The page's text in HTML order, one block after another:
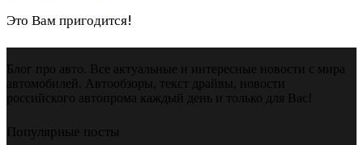
Это Вам пригодится!
Блог про авто. Все актуальные и интересные новости с мира
автомобилей. Автообзоры, текст драйвы, новости
российского автопрома каждый день и только для Вас!
Популярные посты